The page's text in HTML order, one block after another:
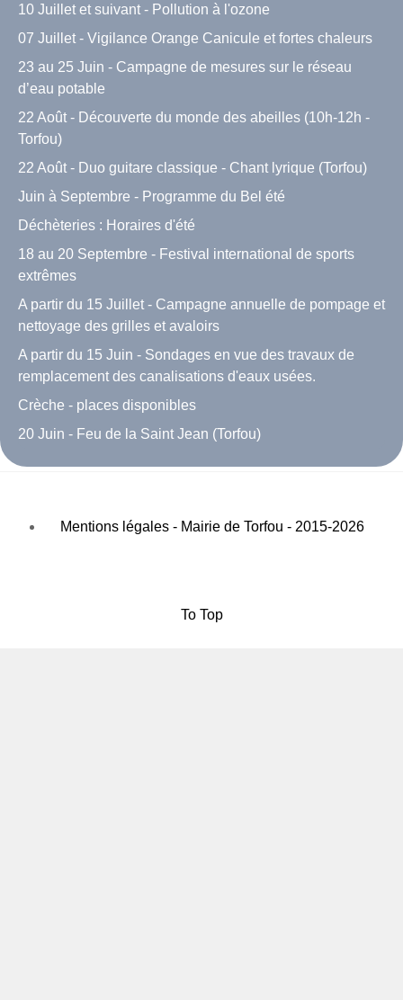
10 Juillet et suivant - Pollution à l'ozone
07 Juillet - Vigilance Orange Canicule et fortes chaleurs
23 au 25 Juin - Campagne de mesures sur le réseau
d’eau potable
22 Août - Découverte du monde des abeilles (10h-12h -
Torfou)
22 Août - Duo guitare classique - Chant lyrique (Torfou)
Juin à Septembre - Programme du Bel été
Déchèteries : Horaires d'été
18 au 20 Septembre - Festival international de sports
extrêmes
A partir du 15 Juillet - Campagne annuelle de pompage et
nettoyage des grilles et avaloirs
A partir du 15 Juin - Sondages en vue des travaux de
remplacement des canalisations d'eaux usées.
Crèche - places disponibles
20 Juin - Feu de la Saint Jean (Torfou)
Mentions légales - Mairie de Torfou - 2015-2026
To Top